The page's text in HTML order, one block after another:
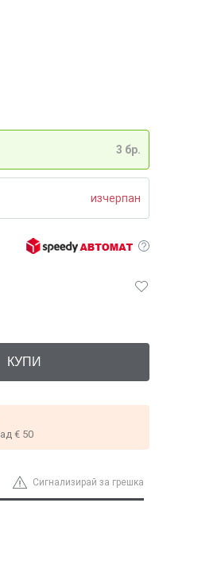
3 бр.
изчерпан
€ 50
Сигнализирай за грешка